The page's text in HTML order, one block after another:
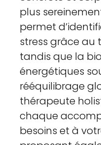
plus
permet
stress grâce au
tandis que la
énergétiques
rééquilibrage
thérapeute
chaque
besoins et à